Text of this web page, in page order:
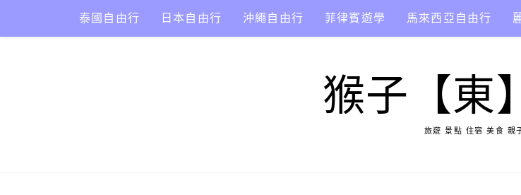
content
泰國自由行 日本自由行 沖繩自由行 菲律賓遊學 馬來西亞自由行
猴子【東
旅遊 景點 住宿 美食 親